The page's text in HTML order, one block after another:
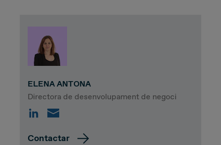
ELENA ANTONA
Directora de desenvolupament de negoci
Contactar